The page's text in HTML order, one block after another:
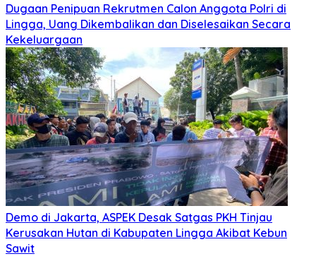
Dugaan Penipuan Rekrutmen Calon Anggota Polri di
Lingga, Uang Dikembalikan dan Diselesaikan Secara
Kekeluargaan
Demo di Jakarta, ASPEK Desak Satgas PKH Tinjau
Kerusakan Hutan di Kabupaten Lingga Akibat Kebun
Sawit